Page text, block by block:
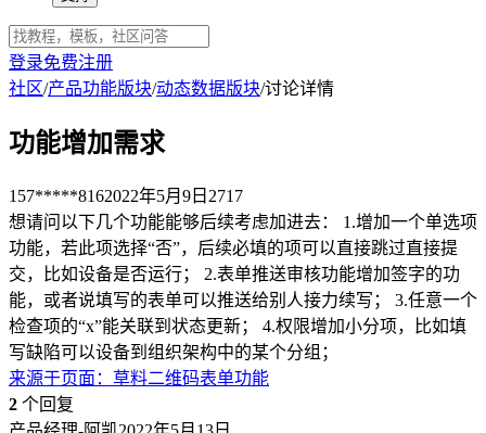
登录免费注册
社区/产品功能版块/动态数据版块/讨论详情
功能增加需求
157*****8162022年5月9日 2717
想请问以下几个功能能够后续考虑加进去： 1.增加一个单选项
功能，若此项选择“否”，后续必填的项可以直接跳过直接提
交，比如设备是否运行； 2.表单推送审核功能增加签字的功
能，或者说填写的表单可以推送给别人接力续写； 3.任意一个
检查项的“x”能关联到状态更新； 4.权限增加小分项，比如填
写缺陷可以设备到组织架构中的某个分组；
来源于页面 ： 草料二维码表单功能
2 个回复